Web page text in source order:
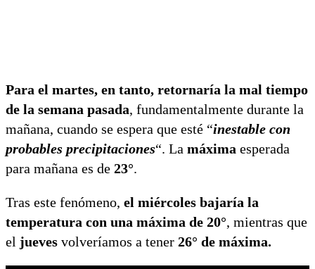
Para el martes, en tanto, retornaría la mal tiempo
de la semana pasada, fundamentalmente durante la
mañana, cuando se espera que esté “inestable con
probables precipitaciones“. La máxima esperada
para mañana es de 23°.
Tras este fenómeno, el miércoles bajaría la
temperatura con una máxima de 20°, mientras que
el jueves volveríamos a tener 26° de máxima.